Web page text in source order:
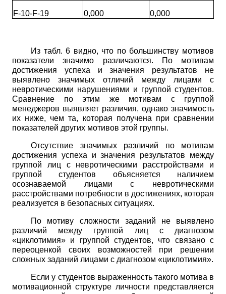
F-10-F-19 0,000 0,000
Из табл. 6 видно, что по большинству мотивов
показатели значимо различаются. По мотивам
достижения успеха и значения результатов не
выявлено значимых отличий между лицами с
невротическими нарушениями и группой студентов.
Сравнение по этим же мотивам с группой
менеджеров выявляет различия, однако значимость
их ниже, чем та, которая получена при сравнении
показателей других мотивов этой группы.
Отсутствие значимых различий по мотивам
достижения успеха и значения результатов между
группой лиц с невротическими расстройствами и
группой студентов объясняется наличием
осознаваемой лицами с невротическими
расстройствами потребности в достижениях, которая
реализуется в безопасных ситуациях.
По мотиву сложности заданий не выявлено
различий между группой лиц с диагнозом
«циклотимия» и группой студентов, что связано с
переоценкой своих возможностей при решении
сложных заданий лицами с диагнозом «циклотимия».
Если у студентов выраженность такого мотива в
мотивационной структуре личности представляется